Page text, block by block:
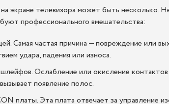
экране телевизора может быть несколько.
профессионального вмешательства:
Самая частая причина — повреждение или
удара, падения или износа.
Ослабление или окисление
появление полос.
платы. Эта плата отвечает за управление